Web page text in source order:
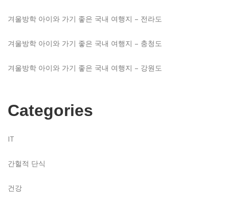
겨울방학 아이와 가기 좋은 국내 여행지 – 전라도
겨울방학 아이와 가기 좋은 국내 여행지 – 충청도
겨울방학 아이와 가기 좋은 국내 여행지 – 강원도
Categories
IT
간헐적 단식
건강